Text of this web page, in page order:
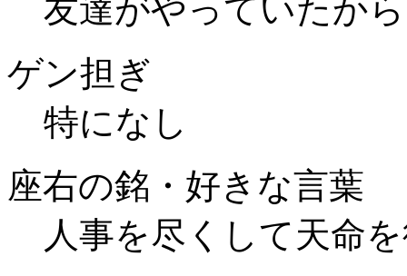
友達がやっていたから
ゲン担ぎ
特になし
座右の銘・好きな言葉
人事を尽くして天命